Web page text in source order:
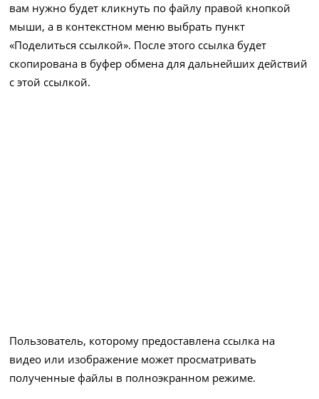
вам нужно будет кликнуть по файлу правой кнопкой
мыши, а в контекстном меню выбрать пункт
«Поделиться ссылкой». После этого ссылка будет
скопирована в буфер обмена для дальнейших действий
с этой ссылкой.
Пользователь, которому предоставлена ссылка на
видео или изображение может просматривать
полученные файлы в полноэкранном режиме.